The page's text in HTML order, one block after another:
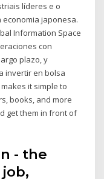
líderes e o
japonesa.
Information Space
con
plazo, y
invertir en bolsa
it simple to
books, and more
get them in front of
- the